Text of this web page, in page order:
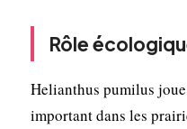
Rôle
Helianthus pumilus
important dans les